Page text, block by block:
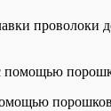
проволоки